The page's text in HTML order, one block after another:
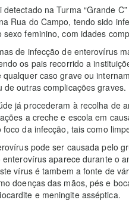
na Turma “Grande
Rua do Campo, tendo sido
sexo feminino, com idades
de infecção de enterovírus
os pais recorrido a
qualquer caso grave ou
de outras complicações graves.
já procederam à recolha de
a creche e escola em
da infecção, tais como
pode ser causada pelo
aparece durante o
vírus é tambem a fonte de
doenças das mãos, pés e
e meningite asséptica.